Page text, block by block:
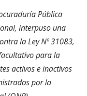
Pública
interpuso una
la Ley Nº 31083,
para la
activos e inactivos
por la